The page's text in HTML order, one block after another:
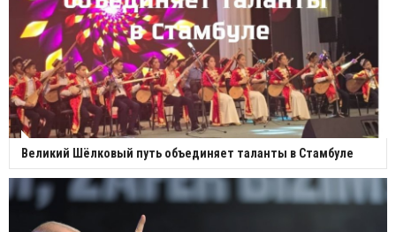
Великий Шёлковый путь объединяет таланты в Стамбуле